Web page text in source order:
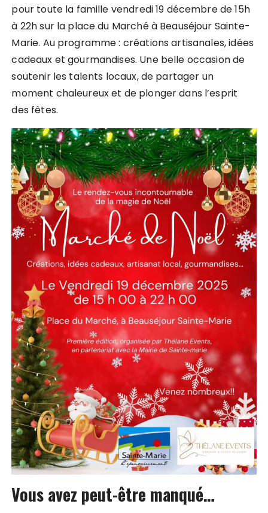
pour toute la famille vendredi 19 décembre de 15h
à 22h sur la place du Marché à Beauséjour Sainte-
Marie. Au programme : créations artisanales, idées
cadeaux et gourmandises. Une belle occasion de
soutenir les talents locaux, de partager un
moment chaleureux et de plonger dans l’esprit
des fêtes.
Vous avez peut-être manqué…